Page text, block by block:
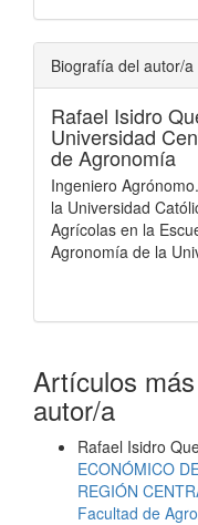
Biografía del autor/a
Rafael Isidro
Universidad
de Agronomía
Ingeniero
la Universidad
Agrícolas en la
Agronomía de la
Artículos
autor/a
Rafael Isidro
ECONÓMICO
REGIÓN
Facultad de